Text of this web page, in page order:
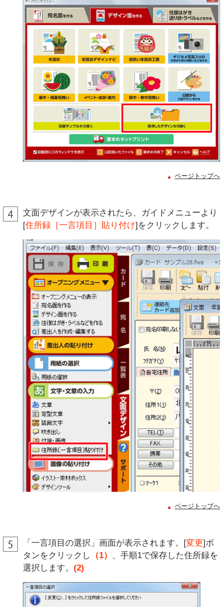
ページトップへ
文面デザインが表示されたら、ガイドメニューより
[住所録［一言項目］貼り付け]をクリックします。
ページトップへ
「一言項目の選択」画面が表示されます。[変更]ボ
タンをクリックし
（1）
、手順1で保存した住所録を
選択します。 (2)